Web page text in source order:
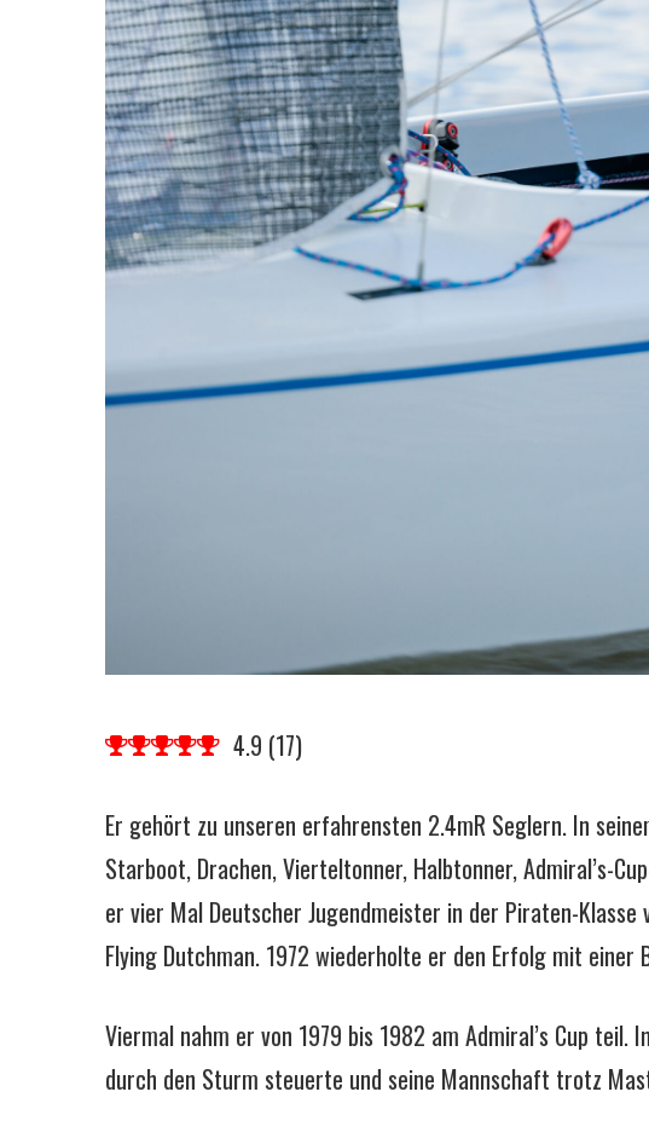
4.9 (17)
Er gehört zu unseren erfahrensten 2.4mR Seglern. In
Starboot, Drachen, Vierteltonner, Halbtonner, Admiral’s-
er vier Mal Deutscher Jugendmeister in der Piraten-
Flying Dutchman. 1972 wiederholte er den Erfolg mit einer
Viermal nahm er von 1979 bis 1982 am Admiral’s Cup
durch den Sturm steuerte und seine Mannschaft trotz